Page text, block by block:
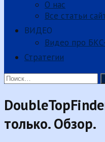
О нас
Все статьи
ВИДЕО
Видео про
Стратегии
Найти:
только. Обзор.